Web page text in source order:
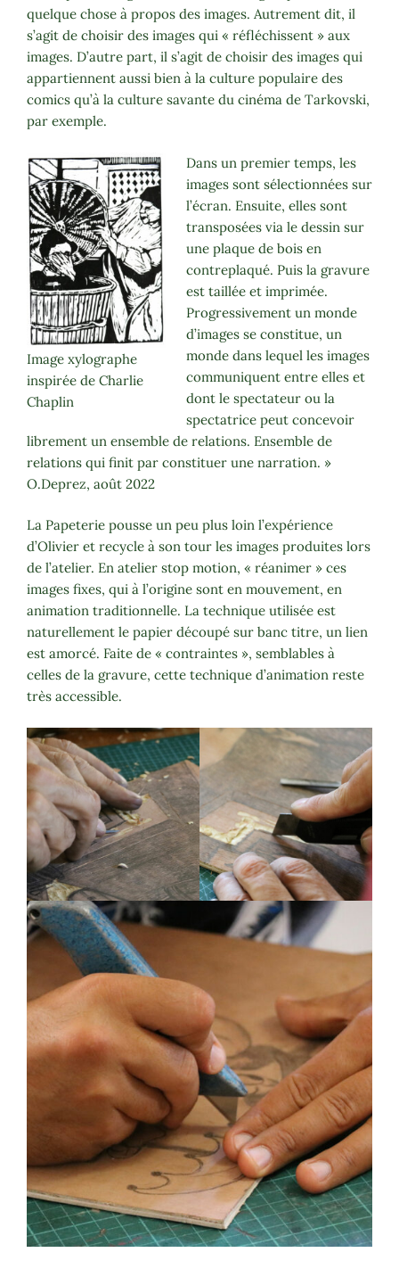
quelque chose à propos des images. Autrement dit, il
s’agit de choisir des images qui « réfléchissent » aux
images. D’autre part, il s’agit de choisir des images qui
appartiennent aussi bien à la culture populaire des
comics qu’à la culture savante du cinéma de Tarkovski,
par exemple.
Image xylographe
inspirée de Charlie
Chaplin
Dans un premier temps, les
images sont sélectionnées sur
l’écran. Ensuite, elles sont
transposées via le dessin sur
une plaque de bois en
contreplaqué. Puis la gravure
est taillée et imprimée.
Progressivement un monde
d’images se constitue, un
monde dans lequel les images
communiquent entre elles et
dont le spectateur ou la
spectatrice peut concevoir
librement un ensemble de relations. Ensemble de
relations qui finit par constituer une narration. »
O.Deprez, août 2022
La Papeterie pousse un peu plus loin l’expérience
d’Olivier et recycle à son tour les images produites lors
de l’atelier. En atelier stop motion, « réanimer » ces
images fixes, qui à l’origine sont en mouvement, en
animation traditionnelle. La technique utilisée est
naturellement le papier découpé sur banc titre, un lien
est amorcé. Faite de « contraintes », semblables à
celles de la gravure, cette technique d’animation reste
très accessible.